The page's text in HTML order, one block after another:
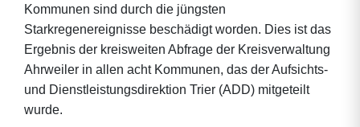
Kommunen sind durch die jüngsten
Starkregenereignisse beschädigt worden. Dies ist das
Ergebnis der kreisweiten Abfrage der Kreisverwaltung
Ahrweiler in allen acht Kommunen, das der Aufsichts-
und Dienstleistungsdirektion Trier (ADD) mitgeteilt
wurde.